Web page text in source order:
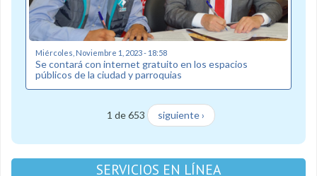
Miércoles, Noviembre 1, 2023 - 18:58
Se contará con internet gratuito en los espacios
públicos de la ciudad y parroquias
1 de 653 siguiente ›
SERVICIOS EN LÍNEA